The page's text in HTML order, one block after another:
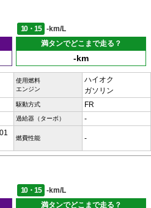
10・15
-km/L
満タンでどこまで走る？
-km
使用燃料
エンジン
ハイオク
ガソリン
駆動方式 FR
過給器（ターボ） -
燃費性能 -
10・15
-km/L
満タンでどこまで走る？